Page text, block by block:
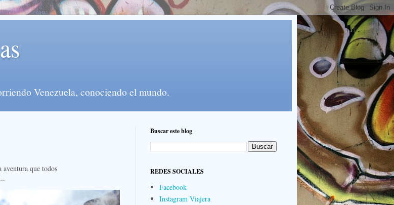
Venezuela, conociendo el mundo.
que todos
Buscar este blog
REDES SOCIALES
Facebook
Instagram Viajera